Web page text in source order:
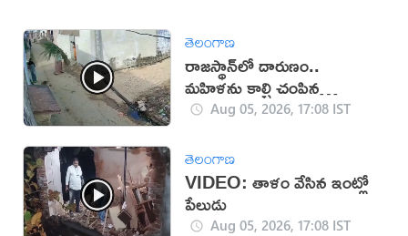
తెలంగాణ
రాజస్థాన్‌లో దారుణం..
మహిళను కాల్చి చంపిన
యువకుడు (వీడియో)
Aug 05, 2026, 17:08 IST
తెలంగాణ
VIDEO: తాళం వేసిన ఇంట్లో
పేలుడు
Aug 05, 2026, 17:08 IST